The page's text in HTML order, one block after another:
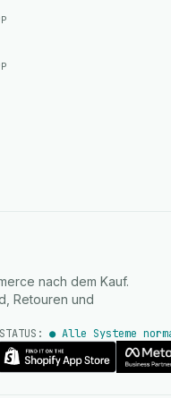
nach dem Kauf.
Retouren und
● Alle Systeme